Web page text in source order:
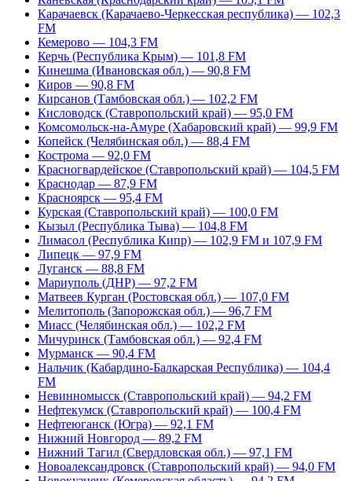
Карачаевск (Карачаево-Черкесская республика) — 102,3
FM
Кемерово — 104,3 FM
Керчь (Республика Крым) — 101,8 FM
Кинешма (Ивановская обл.) — 90,8 FM
Киров — 90,8 FM
Кирсанов (Тамбовская обл.) — 102,2 FM
Кисловодск (Ставропольский край) — 95,0 FM
Комсомольск-на-Амуре (Хабаровский край) — 99,9 FM
Копейск (Челябинская обл.) — 88,4 FM
Кострома — 92,0 FM
Красногвардейское (Ставропольский край) — 104,5 FM
Краснодар — 87,9 FM
Красноярск — 95,4 FM
Курская (Ставропольский край) — 100,0 FM
Кызыл (Республика Тыва) — 104,8 FM
Лимасол (Республика Кипр) — 102,9 FM и 107,9 FM
Липецк — 97,9 FM
Луганск — 88,8 FM
Мариуполь (ДНР) — 97,2 FM
Матвеев Курган (Ростовская обл.) — 107,0 FM
Мелитополь (Запорожская обл.) — 96,7 FM
Миасс (Челябинская обл.) — 102,2 FM
Мичуринск (Тамбовская обл.) — 92,4 FM
Мурманск — 90,4 FM
Нальчик (Кабардино-Балкарская Республика) — 104,4
FM
Невинномысск (Ставропольский край) — 94,2 FM
Нефтекумск (Ставропольский край) — 100,4 FM
Нефтеюганск (Югра) — 92,1 FM
Нижний Новгород — 89,2 FM
Нижний Тагил (Свердловская обл.) — 97,1 FM
Новоалександровск (Ставропольский край) — 94,0 FM